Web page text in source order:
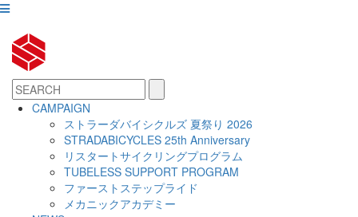
CAMPAIGN
ストラーダバイシクルズ 夏祭り 2026
STRADABICYCLES 25th Anniversary
リスタートサイクリングプログラム
TUBELESS SUPPORT PROGRAM
ファーストステップライド
メカニックアカデミー